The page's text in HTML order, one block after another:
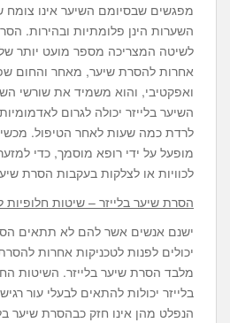
מפגשים שבסיומם השיער אינו צומח
השערות הינן פלומתיות ובהירות.
לשיטה המצריכה מספר מועט יותר
אחרות להסרת שיער, מאחר והחום
ואפקטיבי, והוא משמיד את שורשי
השיער בלייזר יכולה לגרום
לרדת כמה שעות לאחר הטיפול.
מופעל על ידי רופא מוסמך, כדי
לכוויות או לצלקות בעקבות הסרת
הסרת שיער בלייזר – שיטות
ישנם אנשים אשר להם לא תתאים
יכולים לפנות לטכניקות אחרות
מלבד הסרת שיער בלייזר. השיטות
בלייזר יכולות להתאים לבעלי עור
הנפלט מהן אינו חזק כבהסרת שיער